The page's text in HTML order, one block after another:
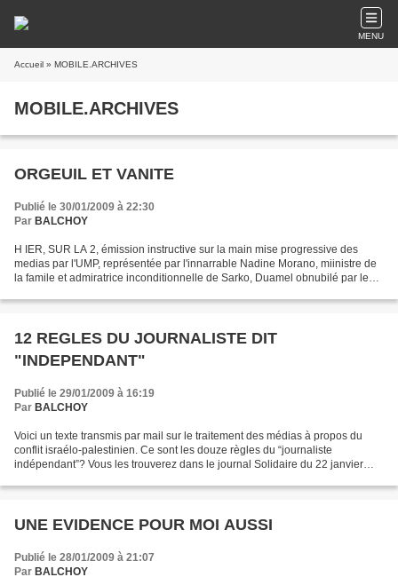
MENU
Accueil » MOBILE.ARCHIVES
MOBILE.ARCHIVES
ORGEUIL ET VANITE
Publié le 30/01/2009 à 22:30
Par BALCHOY
H IER, SUR LA 2, émission instructive sur la main mise progressive des
medias par l'UMP, représentée par l'innarrable Nadine Morano, miinistre de
la famile et admiratrice inconditionnelle de Sarko, Duamel obnubilé par le
12 REGLES DU JOURNALISTE DIT
"INDEPENDANT"
Publié le 29/01/2009 à 16:19
Par BALCHOY
Voici un texte transmis par mail sur le traitement des médias à propos du
conflit israélo-palestinien. Ce sont les douze règles du “journaliste
indépendant”? Vous les trouverez dans le journal Solidaire du 22 janvier
UNE EVIDENCE POUR MOI AUSSI
Publié le 28/01/2009 à 21:07
Par BALCHOY